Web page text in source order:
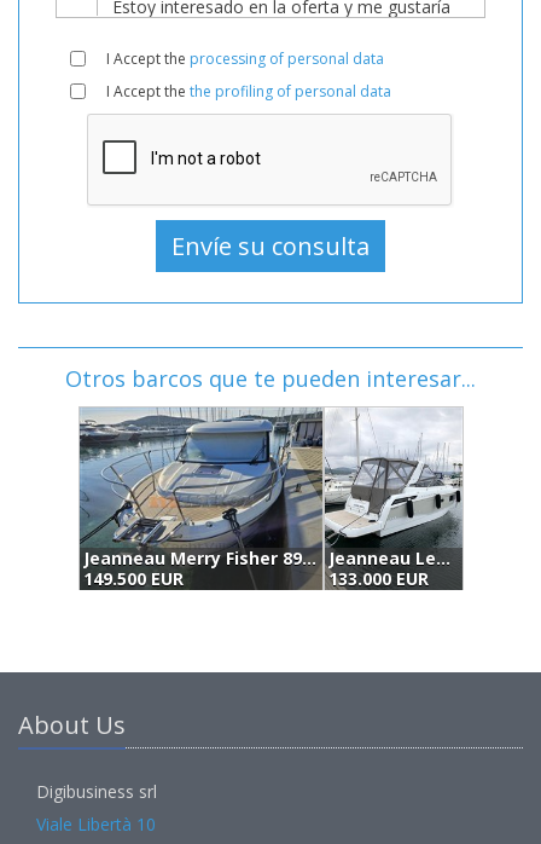
I Accept the processing of personal data
I Accept the the profiling of personal data
Otros barcos que te pueden interesar...
Jeanneau Leader 30 (2019)
133.000 EUR
Jeanneau Cap Camarat 9.0 Wa (2019)
149.500 EUR
About Us
Digibusiness srl
Viale Libertà 10